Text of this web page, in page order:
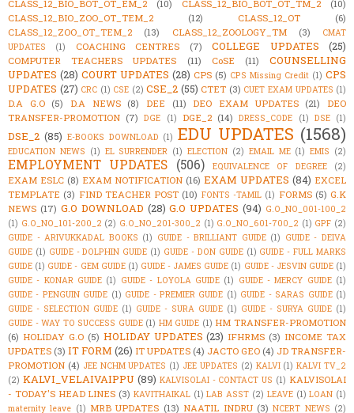
CLASS_12_BIO_BOT_OT_EM_2
(10) CLASS_12_BIO_BOT_OT_TM_2
(10)
CLASS_12_BIO_ZOO_OT_TEM_2
(12) CLASS_12_OT
(6)
CLASS_12_ZOO_OT_TEM_2
(13) CLASS_12_ZOOLOGY_TM (3)
CMAT
UPDATES
(1) COACHING CENTRES (7) COLLEGE UPDATES (25)
COMPUTER TEACHERS UPDATES (11) CoSE (11)
COUNSELLING
UPDATES (28) COURT UPDATES (28) CPS (5) CPS Missing Credit (1) CPS
UPDATES (27) CRC (1) CSE (2) CSE_2 (55) CTET (3) CUET EXAM UPDATES (1)
D.A G.O (5) D.A NEWS (8) DEE (11) DEO EXAM UPDATES (21)
DEO
TRANSFER-PROMOTION (7) DGE (1) DGE_2 (14) DRESS_CODE (1) DSE (1)
DSE_2 (85) E-BOOKS DOWNLOAD (1) EDU UPDATES (1568)
EDUCATION NEWS (1) EL SURRENDER (1) ELECTION (2) EMAIL ME (1) EMIS (2)
EMPLOYMENT UPDATES (506) EQUIVALENCE OF DEGREE (2)
EXAM ESLC (8) EXAM NOTIFICATION (16) EXAM UPDATES (84) EXCEL
TEMPLATE (3) FIND TEACHER POST (10) FONTS -TAMIL (1) FORMS (5) G.K
NEWS (17) G.O DOWNLOAD (28) G.O UPDATES (94) G.O_NO_001-100_2
(1) G.O_NO_101-200_2 (2) G.O_NO_201-300_2 (1) G.O_NO_601-700_2 (1) GPF (2)
GUIDE - ARIVUKKADAL BOOKS (1) GUIDE - BRILLIANT GUIDE (1) GUIDE - DEIVA
GUIDE (1) GUIDE - DOLPHIN GUIDE (1) GUIDE - DON GUIDE (1) GUIDE - FULL MARKS
GUIDE (1) GUIDE - GEM GUIDE (1) GUIDE - JAMES GUIDE (1) GUIDE - JESVIN GUIDE (1)
GUIDE - KONAR GUIDE (1) GUIDE - LOYOLA GUIDE (1) GUIDE - MERCY GUIDE (1)
GUIDE - PENGUIN GUIDE (1) GUIDE - PREMIER GUIDE (1) GUIDE - SARAS GUIDE (1)
GUIDE - SELECTION GUIDE (1) GUIDE - SURA GUIDE (1) GUIDE - SURYA GUIDE (1)
GUIDE - WAY TO SUCCESS GUIDE (1) HM GUIDE (1) HM TRANSFER-PROMOTION
(6) HOLIDAY G.O (5) HOLIDAY UPDATES (23) IFHRMS (3) INCOME TAX
UPDATES (3) IT FORM (26) IT UPDATES (4) JACTO GEO (4) JD TRANSFER-
PROMOTION (4) JEE NCHM UPDATES (1) JEE UPDATES (2) KALVI (1) KALVI TV_2
(2) KALVI_VELAIVAIPPU (89) KALVISOLAI - CONTACT US (1) KALVISOLAI
- TODAY'S HEAD LINES (3) KAVITHAIKAL (1) LAB ASST (2) LEAVE (1) LOAN (1)
maternity leave (1) MRB UPDATES (13) NAATIL INDRU (3) NCERT NEWS (2)